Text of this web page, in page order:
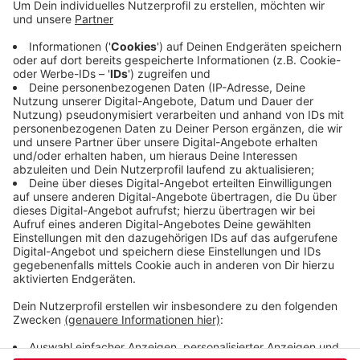
Boden unter der Autobahn ist offenbar weniger
stabil als gedacht. Man müsse Stützelemente
einbauen, teilt der Landesbetrieb mit. Stand jetzt
wird man bis zum 05. Juni von der A46 aus
Richtung Düsseldorf kommend nicht auf die A535
auffahren können. Die Umleitung führt über die
Anschlussstelle Varresbeck.
Veröffentlicht:Freitag, 08.05.2020 09:57
Anzeige
Anzeige